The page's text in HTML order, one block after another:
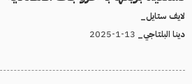
لايف ستايل_
دينا البلتاجي_